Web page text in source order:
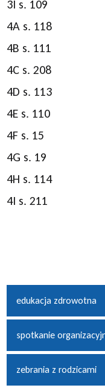
3I s. 109
4A s. 118
4B s. 111
4C s. 208
4D s. 113
4E s. 110
4F s. 15
4G s. 19
4H s. 114
4I s. 211
edukacja zdrowotna
spotkanie
zebrania z rodzicami